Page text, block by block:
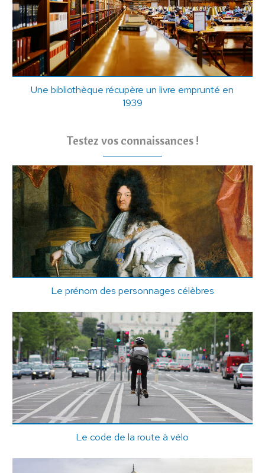
Une bibliothèque récupère un livre emprunté en
1939
Testez vos connaissances !
Le prénom des personnages célèbres
Le code de la route à vélo